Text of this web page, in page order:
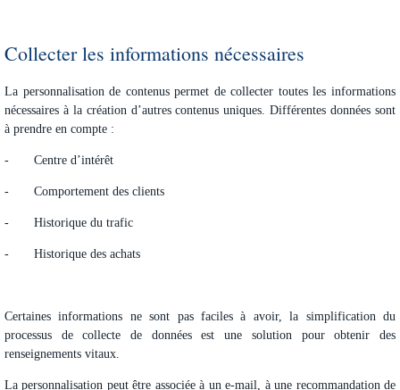
Collecter les informations nécessaires
La personnalisation de contenuspermet de collecter toutes les informations
nécessaires à la création d’autres contenus uniques. Différentes données sont
à prendre en compte :
- Centre d’intérêt
- Comportement des clients
- Historique du trafic
- Historique des achats
Certaines informations ne sont pas faciles à avoir, la simplification du
processus de collecte de données est une solution pour obtenir des
renseignements vitaux.
La personnalisation peut être associée à un e-mail, à une recommandation de